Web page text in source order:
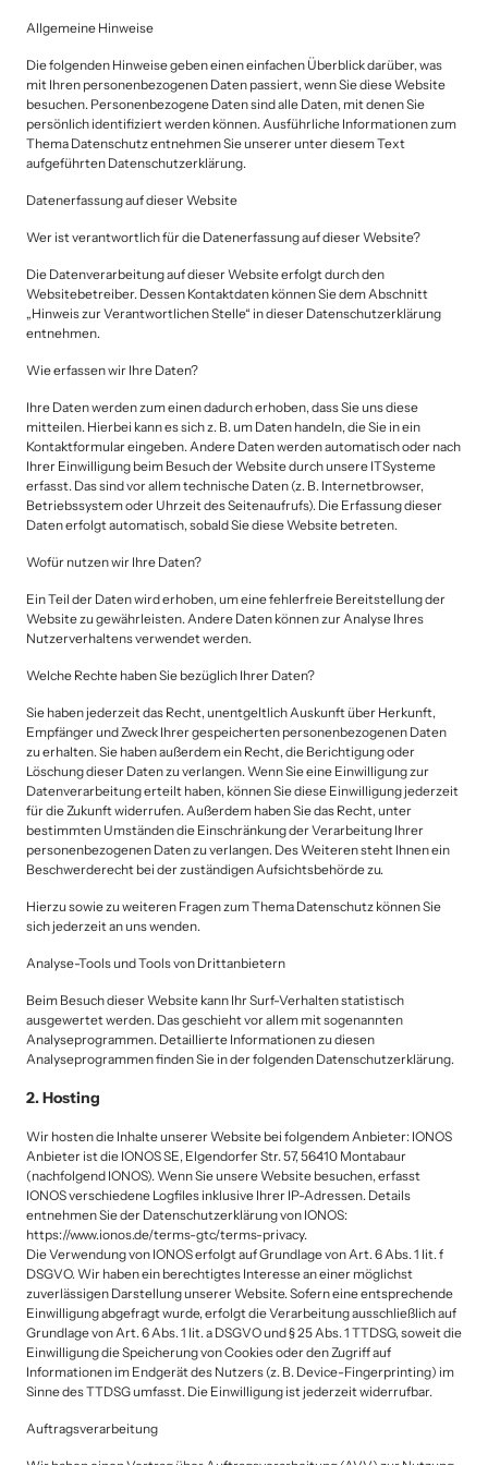
Allgemeine Hinweise
Die folgenden Hinweise geben einen einfachen Überblick darüber, was
mit Ihren personenbezogenen Daten passiert, wenn Sie diese Website
besuchen. Personenbezogene Daten sind alle Daten, mit denen Sie
persönlich identifiziert werden können. Ausführliche Informationen zum
Thema Datenschutz entnehmen Sie unserer unter diesem Text
aufgeführten Datenschutzerklärung.
Datenerfassung auf dieser Website
Wer ist verantwortlich für die Datenerfassung auf dieser Website?
Die Datenverarbeitung auf dieser Website erfolgt durch den
Websitebetreiber. Dessen Kontaktdaten können Sie dem Abschnitt
„Hinweis zur Verantwortlichen Stelle“ in dieser Datenschutzerklärung
entnehmen.
Wie erfassen wir Ihre Daten?
Ihre Daten werden zum einen dadurch erhoben, dass Sie uns diese
mitteilen. Hierbei kann es sich z. B. um Daten handeln, die Sie in ein
Kontaktformular eingeben. Andere Daten werden automatisch oder nach
Ihrer Einwilligung beim Besuch der Website durch unsere ITSysteme
erfasst. Das sind vor allem technische Daten (z. B. Internetbrowser,
Betriebssystem oder Uhrzeit des Seitenaufrufs). Die Erfassung dieser
Daten erfolgt automatisch, sobald Sie diese Website betreten.
Wofür nutzen wir Ihre Daten?
Ein Teil der Daten wird erhoben, um eine fehlerfreie Bereitstellung der
Website zu gewährleisten. Andere Daten können zur Analyse Ihres
Nutzerverhaltens verwendet werden.
Welche Rechte haben Sie bezüglich Ihrer Daten?
Sie haben jederzeit das Recht, unentgeltlich Auskunft über Herkunft,
Empfänger und Zweck Ihrer gespeicherten personenbezogenen Daten
zu erhalten. Sie haben außerdem ein Recht, die Berichtigung oder
Löschung dieser Daten zu verlangen. Wenn Sie eine Einwilligung zur
Datenverarbeitung erteilt haben, können Sie diese Einwilligung jederzeit
für die Zukunft widerrufen. Außerdem haben Sie das Recht, unter
bestimmten Umständen die Einschränkung der Verarbeitung Ihrer
personenbezogenen Daten zu verlangen. Des Weiteren steht Ihnen ein
Beschwerderecht bei der zuständigen Aufsichtsbehörde zu.
Hierzu sowie zu weiteren Fragen zum Thema Datenschutz können Sie
sich jederzeit an uns wenden.
Analyse-Tools und Tools von Drittanbietern
Beim Besuch dieser Website kann Ihr Surf-Verhalten statistisch
ausgewertet werden. Das geschieht vor allem mit sogenannten
Analyseprogrammen. Detaillierte Informationen zu diesen
Analyseprogrammen finden Sie in der folgenden Datenschutzerklärung.
2. Hosting
Wir hosten die Inhalte unserer Website bei folgendem Anbieter: IONOS
Anbieter ist die IONOS SE, Elgendorfer Str. 57, 56410 Montabaur
(nachfolgend IONOS). Wenn Sie unsere Website besuchen, erfasst
IONOS verschiedene Logfiles inklusive Ihrer IP-Adressen. Details
entnehmen Sie der Datenschutzerklärung von IONOS:
https://www.ionos.de/terms-gtc/terms-privacy.
Die Verwendung von IONOS erfolgt auf Grundlage von Art. 6 Abs. 1 lit. f
DSGVO. Wir haben ein berechtigtes Interesse an einer möglichst
zuverlässigen Darstellung unserer Website. Sofern eine entsprechende
Einwilligung abgefragt wurde, erfolgt die Verarbeitung ausschließlich auf
Grundlage von Art. 6 Abs. 1 lit. a DSGVO und § 25 Abs. 1 TTDSG, soweit die
Einwilligung die Speicherung von Cookies oder den Zugriff auf
Informationen im Endgerät des Nutzers (z. B. Device-Fingerprinting) im
Sinne des TTDSG umfasst. Die Einwilligung ist jederzeit widerrufbar.
Auftragsverarbeitung